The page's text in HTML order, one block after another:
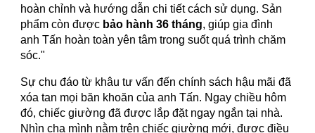
hoàn chỉnh và hướng dẫn chi tiết cách sử dụng. Sản
phẩm còn được bảo hành 36 tháng, giúp gia đình
anh Tấn hoàn toàn yên tâm trong suốt quá trình chăm
sóc."
Sự chu đáo từ khâu tư vấn đến chính sách hậu mãi đã
xóa tan mọi băn khoăn của anh Tấn. Ngay chiều hôm
đó, chiếc giường đã được lắp đặt ngay ngắn tại nhà.
Nhìn cha mình nằm trên chiếc giường mới, được điều